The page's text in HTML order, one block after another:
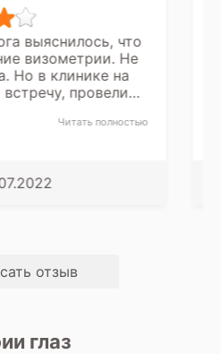
в 106 поликлинике на
пройти визометрию
остроты зрения.
нет на целый месяц.
Евгения Е
отзыв
глаз